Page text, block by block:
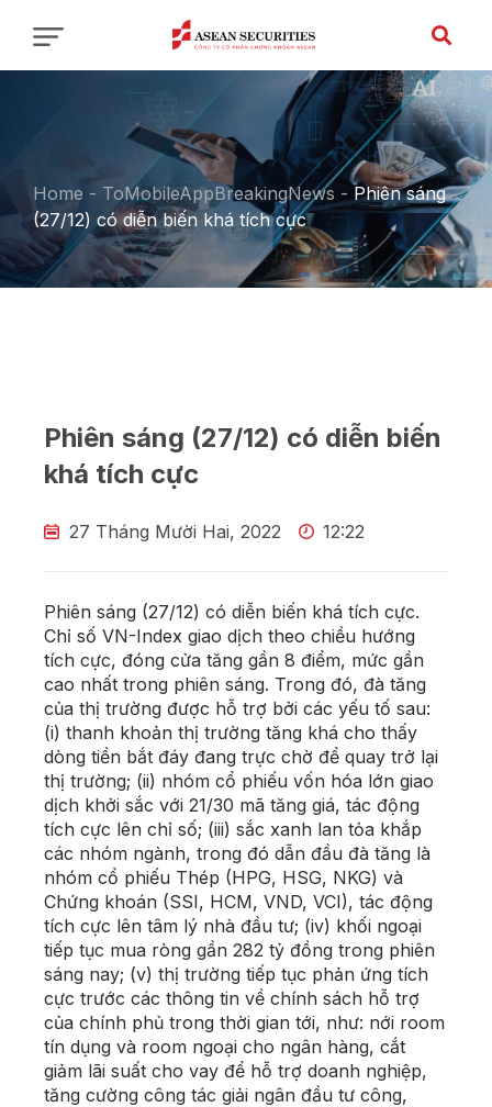
Home - ToMobileAppBreakingNews - Phiên sáng
(27/12) có diễn biến khá tích cực
Phiên sáng (27/12) có diễn biến
khá tích cực
27 Tháng Mười Hai, 2022 12:22
Phiên sáng (27/12) có diễn biến khá tích cực.
Chỉ số VN-Index giao dịch theo chiều hướng
tích cực, đóng cửa tăng gần 8 điểm, mức gần
cao nhất trong phiên sáng. Trong đó, đà tăng
của thị trường được hỗ trợ bởi các yếu tố sau:
(i) thanh khoản thị trường tăng khá cho thấy
dòng tiền bắt đáy đang trực chờ để quay trở lại
thị trường; (ii) nhóm cổ phiếu vốn hóa lớn giao
dịch khởi sắc với 21/30 mã tăng giá, tác động
tích cực lên chỉ số; (iii) sắc xanh lan tỏa khắp
các nhóm ngành, trong đó dẫn đầu đà tăng là
nhóm cổ phiếu Thép (HPG, HSG, NKG) và
Chứng khoán (SSI, HCM, VND, VCI), tác động
tích cực lên tâm lý nhà đầu tư; (iv) khối ngoại
tiếp tục mua ròng gần 282 tỷ đồng trong phiên
sáng nay; (v) thị trường tiếp tục phản ứng tích
cực trước các thông tin về chính sách hỗ trợ
của chính phủ trong thời gian tới, như: nới room
tín dụng và room ngoại cho ngân hàng, cắt
giảm lãi suất cho vay để hỗ trợ doanh nghiệp,
tăng cường công tác giải ngân đầu tư công,